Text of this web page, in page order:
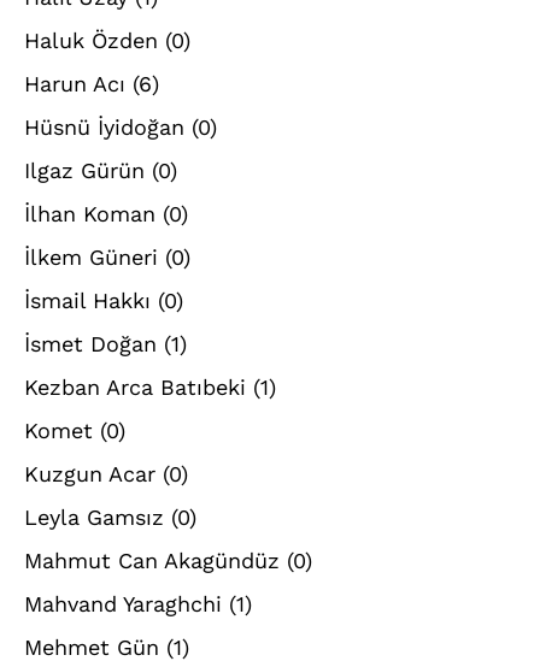
Haluk Özden (0)
Harun Acı (6)
Hüsnü İyidoğan (0)
Ilgaz Gürün (0)
İlhan Koman (0)
İlkem Güneri (0)
İsmail Hakkı (0)
İsmet Doğan (1)
Kezban Arca Batıbeki (1)
Komet (0)
Kuzgun Acar (0)
Leyla Gamsız (0)
Mahmut Can Akagündüz (0)
Mahvand Yaraghchi (1)
Mehmet Gün (1)